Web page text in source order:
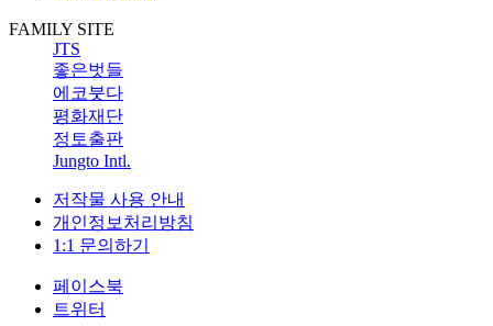
FAMILY SITE
JTS
좋은벗들
에코붓다
평화재단
정토출판
Jungto Intl.
저작물 사용 안내
개인정보처리방침
1:1 문의하기
페이스북
트위터